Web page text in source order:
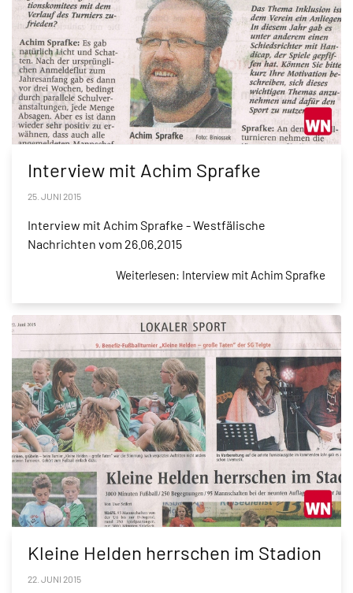
Interview mit Achim Sprafke
25. JUNI 2015
Interview mit Achim Sprafke - Westfälische
Nachrichten vom 26.06.2015
Weiterlesen: Interview mit Achim Sprafke
Kleine Helden herrschen im Stadion
22. JUNI 2015